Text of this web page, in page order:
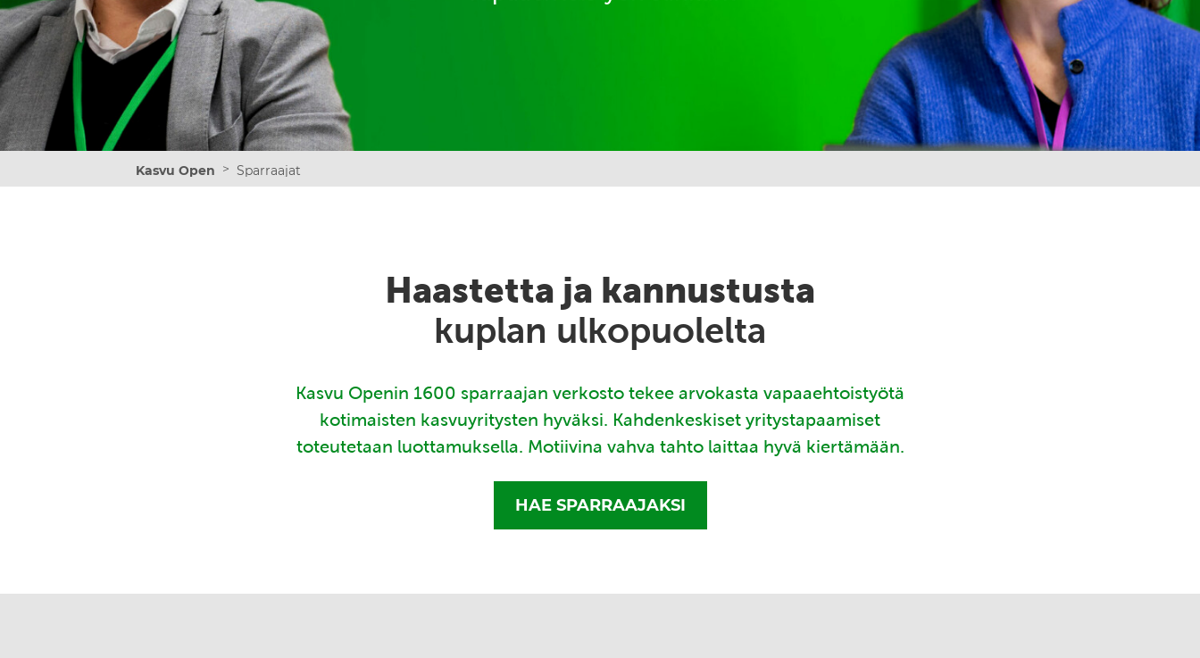
Kasvu Open > Sparraajat
Haastetta ja kannustusta
kuplan ulkopuolelta
Kasvu Openin 1600 sparraajan verkosto tekee arvokasta vapaaehtoistyötä
kotimaisten kasvuyritysten hyväksi. Kahdenkeskiset yritystapaamiset
toteutetaan luottamuksella. Motiivina vahva tahto laittaa hyvä kiertämään.
HAE SPARRAAJAKSI